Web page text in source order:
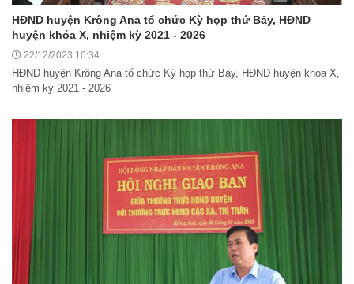
HĐND huyện Krông Ana tổ chức Kỳ họp thứ Bảy, HĐND
huyện khóa X, nhiệm kỳ 2021 - 2026
22/12/2023 10:34
HĐND huyện Krông Ana tổ chức Kỳ họp thứ Bảy, HĐND huyện khóa X,
nhiệm kỳ 2021 - 2026